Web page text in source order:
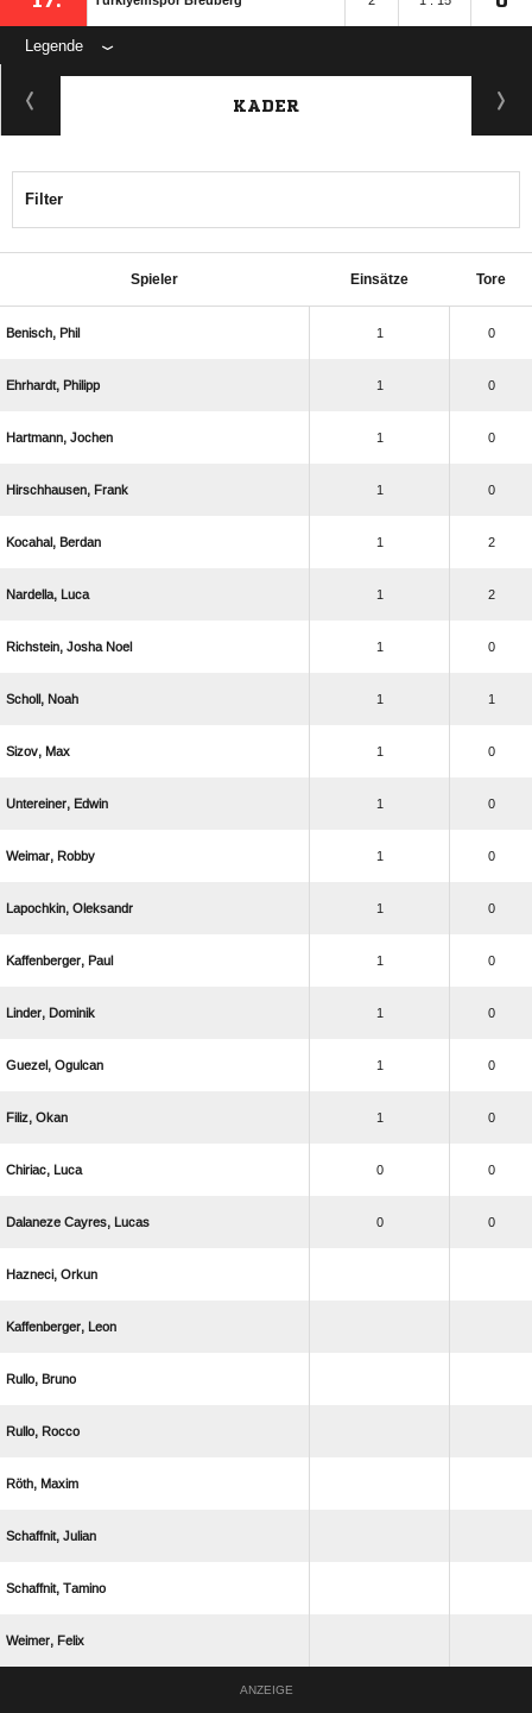
Legende
KADER
Filter
Spieler Einsätze Tore
  1 0
  1 0
  1 0
  1 0
  1 2
  1 2
   1 0
  1 1
  1 0
  1 0
  1 0
  1 0
  1 0
  1 0
  1 0
  1 0
  0 0
   0 0
 
 
 
 
 
 
 
 
ANZEIGE